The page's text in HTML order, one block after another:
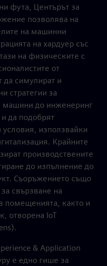
фута, Центърът за
позволява на
на машинни
на хардуер със
на физическите с
от
симулират и
стратегии за
машини до инженеринг
да подобрят
условия, използвайки
Крайните
производствените
до изпълнение до
Съоръжението също
свързване на
помещенията, както и
отворена IoT
& Application
е едно гише за